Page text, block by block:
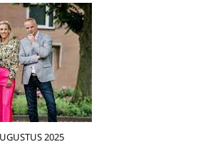
2025